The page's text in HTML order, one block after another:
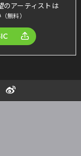
のアーティストは
（無料）